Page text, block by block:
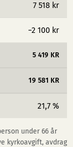
7 518 kr
−2 100 kr
5 419 KR
19 581 KR
21,7 %
under 66 år
kyrkoavgift, avdrag